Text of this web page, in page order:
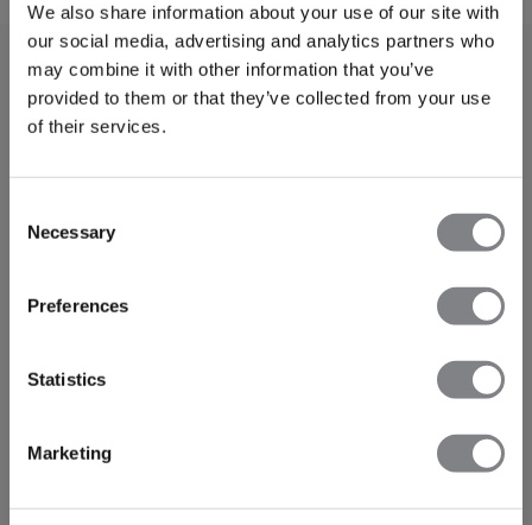
We also share information about your use of our site with
our social media, advertising and analytics partners who
may combine it with other information that you’ve
provided to them or that they’ve collected from your use
of their services.
Selection
Necessary
Preferences
Statistics
Marketing